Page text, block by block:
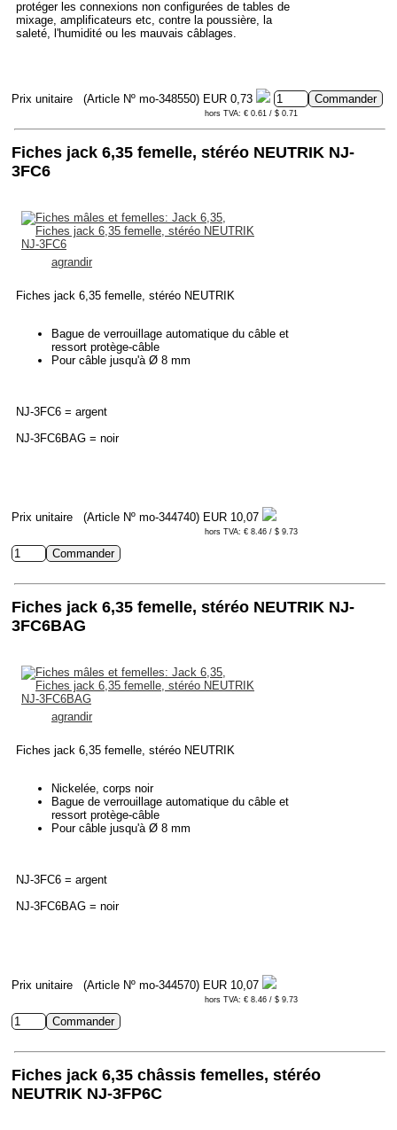
protéger les connexions non configurées de tables de
mixage, amplificateurs etc, contre la poussière, la
saleté, l'humidité ou les mauvais câblages.
Prix unitaire (Article Nº mo-348550) EUR 0,73
hors TVA: € 0.61 / $ 0.71
Fiches jack 6,35 femelle, stéréo NEUTRIK NJ-
3FC6
agrandir
Fiches jack 6,35 femelle, stéréo NEUTRIK
Bague de verrouillage automatique du câble et
ressort protège-câble
Pour câble jusqu'à Ø 8 mm
NJ-3FC6 = argent
NJ-3FC6BAG = noir
Prix unitaire (Article Nº mo-344740) EUR 10,07
hors TVA: € 8.46 / $ 9.73
Fiches jack 6,35 femelle, stéréo NEUTRIK NJ-
3FC6BAG
agrandir
Fiches jack 6,35 femelle, stéréo NEUTRIK
Nickelée, corps noir
Bague de verrouillage automatique du câble et
ressort protège-câble
Pour câble jusqu'à Ø 8 mm
NJ-3FC6 = argent
NJ-3FC6BAG = noir
Prix unitaire (Article Nº mo-344570) EUR 10,07
hors TVA: € 8.46 / $ 9.73
Fiches jack 6,35 châssis femelles, stéréo
NEUTRIK NJ-3FP6C